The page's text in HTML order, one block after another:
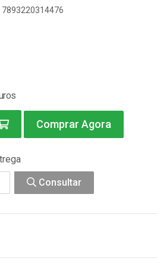
7893220314476
Comprar Agora
Consultar